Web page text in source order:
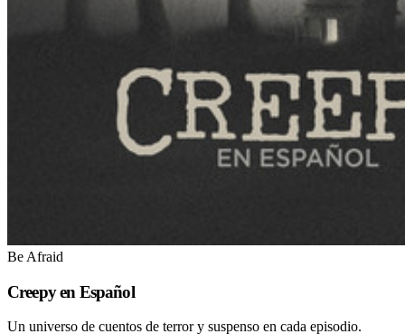
Be Afraid
Creepy en Español
Un universo de cuentos de terror y suspenso en cada episodio.